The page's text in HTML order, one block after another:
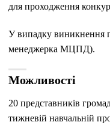
для проходження
У випадку виникнення
менеджерка МЦПД).
Можливості
20 представників
тижневій навчальній